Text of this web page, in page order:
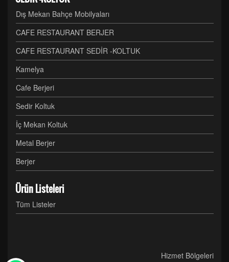
Dış Mekan Bahçe Mobilyaları
CAFE RESTAURANT BERJER
CAFE RESTAURANT SEDİR -KOLTUK
Kamelya
Cafe Berjeri
Sedir Koltuk
İç Mekan Koltuk
Metal Berjer
Berjer
Ürün Listeleri
Tüm Listeler
Hizmet Bölgeleri